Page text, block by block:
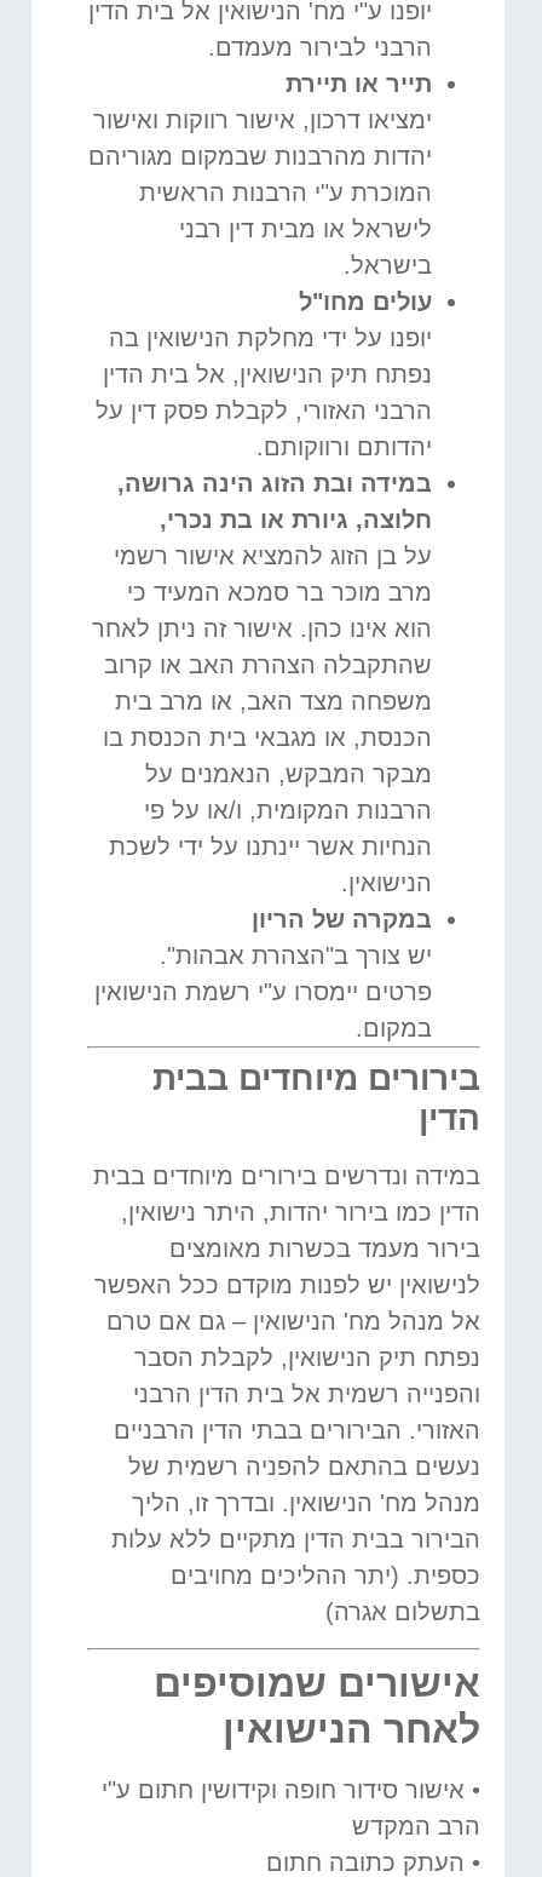
יופנו ע"י מח' הנישואין אל בית הדין
הרבני לבירור מעמדם.
תייר או תיירת
ימציאו דרכון, אישור רווקות ואישור
יהדות מהרבנות שבמקום מגוריהם
המוכרת ע"י הרבנות הראשית
לישראל או מבית דין רבני
בישראל.
עולים מחו"ל
יופנו על ידי מחלקת הנישואין בה
נפתח תיק הנישואין, אל בית הדין
הרבני האזורי, לקבלת פסק דין על
יהדותם ורווקותם.
במידה ובת הזוג הינה גרושה,
חלוצה, גיורת או בת נכרי,
על בן הזוג להמציא אישור רשמי
מרב מוכר בר סמכא המעיד כי
הוא אינו כהן. אישור זה ניתן לאחר
שהתקבלה הצהרת האב או קרוב
משפחה מצד האב, או מרב בית
הכנסת, או מגבאי בית הכנסת בו
מבקר המבקש, הנאמנים על
הרבנות המקומית, ו/או על פי
הנחיות אשר יינתנו על ידי לשכת
הנישואין.
במקרה של הריון
יש צורך ב"הצהרת אבהות".
פרטים יימסרו ע"י רשמת הנישואין
במקום.
בירורים מיוחדים בבית
הדין
במידה ונדרשים בירורים מיוחדים בבית
הדין כמו בירור יהדות, היתר נישואין,
בירור מעמד בכשרות מאומצים
לנישואין יש לפנות מוקדם ככל האפשר
אל מנהל מח' הנישואין – גם אם טרם
נפתח תיק הנישואין, לקבלת הסבר
והפנייה רשמית אל בית הדין הרבני
האזורי. הבירורים בבתי הדין הרבניים
נעשים בהתאם להפניה רשמית של
מנהל מח' הנישואין. ובדרך זו, הליך
הבירור בבית הדין מתקיים ללא עלות
כספית. (יתר ההליכים מחויבים
בתשלום אגרה)
אישורים שמוסיפים
לאחר הנישואין
• אישור סידור חופה וקידושין חתום ע"י
הרב המקדש
• העתק כתובה חתום